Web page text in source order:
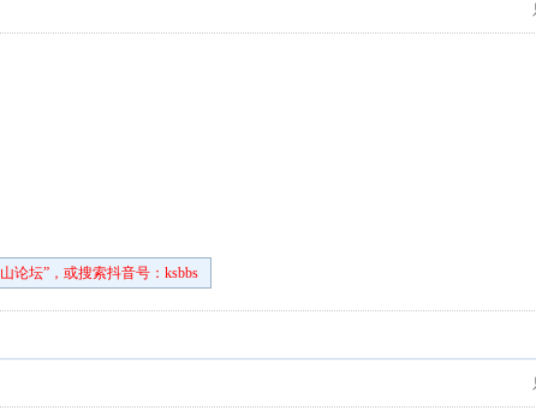
论坛”，或搜索抖音号：ksbbs